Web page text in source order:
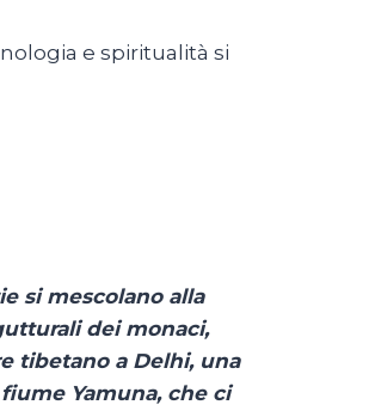
e spiritualità si
si mescolano alla
dei monaci,
tibetano a Delhi, una
Yamuna, che ci